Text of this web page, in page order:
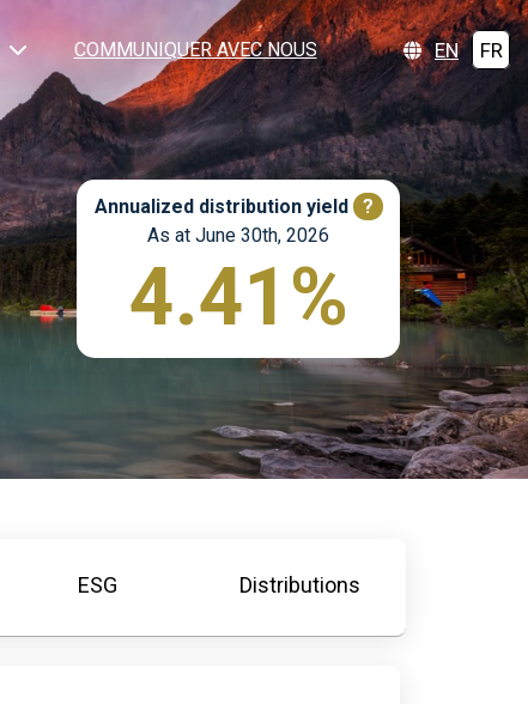
COMMUNIQUER AVEC NOUS EN FR
Annualized distribution yield
?
As at June 30th, 2026
4.41%
ESG Distributions